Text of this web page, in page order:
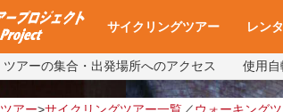
サイクリングツアー
サイクリングツアー一覧
集合・出発場所へのアクセス
使用自転車
ツアー予約
よくある質問
ツアー予約状況
レン
車種
各サ
レン
お役
よく
ツアーの集合・出発場所へのアクセス 使用自